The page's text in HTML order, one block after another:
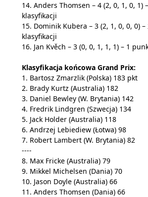
14. Anders Thomsen – 4 (2, 0, 1, 0, 1)
klasyfikacji
15. Dominik Kubera – 3 (2, 1, 0, 0, 0)
klasyfikacji
16. Jan Kvěch – 3 (0, 0, 1, 1, 1) – 1
Klasyfikacja końcowa Grand Prix:
1. Bartosz Zmarzlik (Polska) 183 pkt
2. Brady Kurtz (Australia) 182
3. Daniel Bewley (W. Brytania) 142
4. Fredrik Lindgren (Szwecja) 134
5. Jack Holder (Australia) 118
6. Andrzej Lebiediew (Łotwa) 98
7. Robert Lambert (W. Brytania) 82
----
8. Max Fricke (Australia) 79
9. Mikkel Michelsen (Dania) 70
10. Jason Doyle (Australia) 66
11. Anders Thomsen (Dania) 66